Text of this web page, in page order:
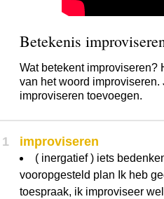
Betekenis
Wat betekent improviseren?
van het woord
improviseren toevoegen.
1 improviseren
( inergatief ) iets
vooropgesteld plan Ik heb
toespraak, ik improviseer